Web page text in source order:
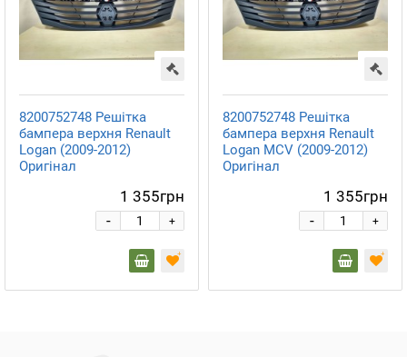
8200752748 Решітка
бампера верхня Renault
Logan (2009-2012)
Оригінал
1 355грн
+
-
8200752748 Решітка
бампера верхня Renault
Logan MCV (2009-2012)
Оригінал
1 355грн
+
-